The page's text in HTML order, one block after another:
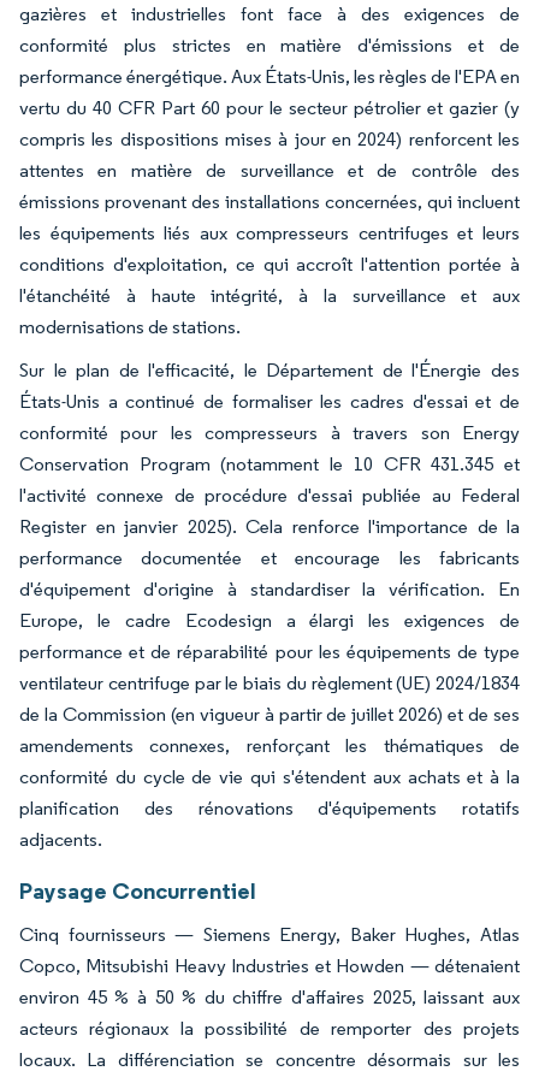
gazières et industrielles font face à des exigences de
conformité plus strictes en matière d'émissions et de
performance énergétique. Aux États-Unis, les règles de l'EPA en
vertu du 40 CFR Part 60 pour le secteur pétrolier et gazier (y
compris les dispositions mises à jour en 2024) renforcent les
attentes en matière de surveillance et de contrôle des
émissions provenant des installations concernées, qui incluent
les équipements liés aux compresseurs centrifuges et leurs
conditions d'exploitation, ce qui accroît l'attention portée à
l'étanchéité à haute intégrité, à la surveillance et aux
modernisations de stations.
Sur le plan de l'efficacité, le Département de l'Énergie des
États-Unis a continué de formaliser les cadres d'essai et de
conformité pour les compresseurs à travers son Energy
Conservation Program (notamment le 10 CFR 431.345 et
l'activité connexe de procédure d'essai publiée au Federal
Register en janvier 2025). Cela renforce l'importance de la
performance documentée et encourage les fabricants
d'équipement d'origine à standardiser la vérification. En
Europe, le cadre Ecodesign a élargi les exigences de
performance et de réparabilité pour les équipements de type
ventilateur centrifuge par le biais du règlement (UE) 2024/1834
de la Commission (en vigueur à partir de juillet 2026) et de ses
amendements connexes, renforçant les thématiques de
conformité du cycle de vie qui s'étendent aux achats et à la
planification des rénovations d'équipements rotatifs
adjacents.
Paysage Concurrentiel
Cinq fournisseurs — Siemens Energy, Baker Hughes, Atlas
Copco, Mitsubishi Heavy Industries et Howden — détenaient
environ 45 % à 50 % du chiffre d'affaires 2025, laissant aux
acteurs régionaux la possibilité de remporter des projets
locaux. La différenciation se concentre désormais sur les